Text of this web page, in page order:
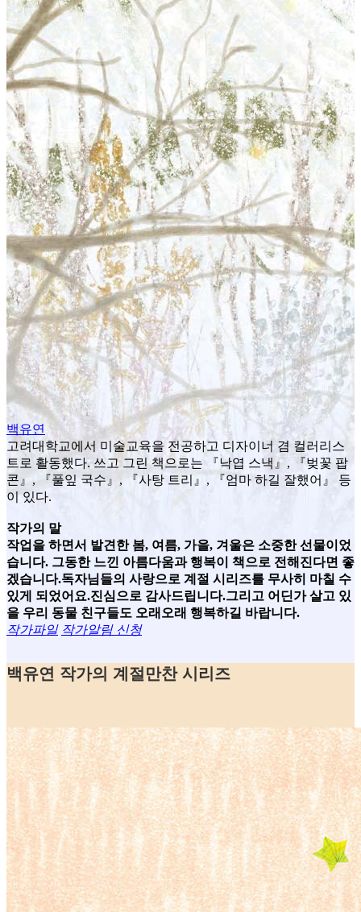
백유연
고려대학교에서 미술교육을 전공하고 디자이너 겸 컬러리스
트로 활동했다. 쓰고 그린 책으로는 『낙엽 스낵』, 『벚꽃 팝
콘』, 『풀잎 국수』, 『사탕 트리』, 『엄마 하길 잘했어』 등
이 있다.
작가의 말
작업을 하면서 발견한 봄, 여름, 가을, 겨울은 소중한 선물이었
습니다. 그동한 느낀 아름다움과 행복이 책으로 전해진다면 좋
겠습니다.독자님들의 사랑으로 계절 시리즈를 무사히 마칠 수
있게 되었어요.진심으로 감사드립니다.그리고 어딘가 살고 있
을 우리 동물 친구들도 오래오래 행복하길 바랍니다.
작가파일 작가알림 신청